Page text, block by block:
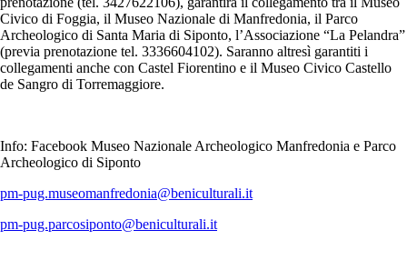
Civico di Foggia, il Museo Nazionale di Manfredonia, il Parco
Archeologico di Santa Maria di Siponto, l’Associazione “La Pelandra”
(previa prenotazione tel. 3336604102). Saranno altresì garantiti i
collegamenti anche con Castel Fiorentino e il Museo Civico Castello
de Sangro di Torremaggiore.
Info: Facebook Museo Nazionale Archeologico Manfredonia e Parco
Archeologico di Siponto
pm-pug.museomanfredonia@beniculturali.it
pm-pug.parcosiponto@beniculturali.it